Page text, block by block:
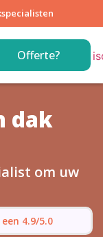
Offerte?
dak
om uw
4.9/5.0